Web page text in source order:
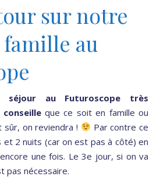
sur notre
au
séjour au Futuroscope très
que ce soit en famille ou
sûr, on reviendra !
Par contre ce
2 nuits (car on est pas à côté) en
une fois. Le 3e jour, si on va
pas nécessaire.